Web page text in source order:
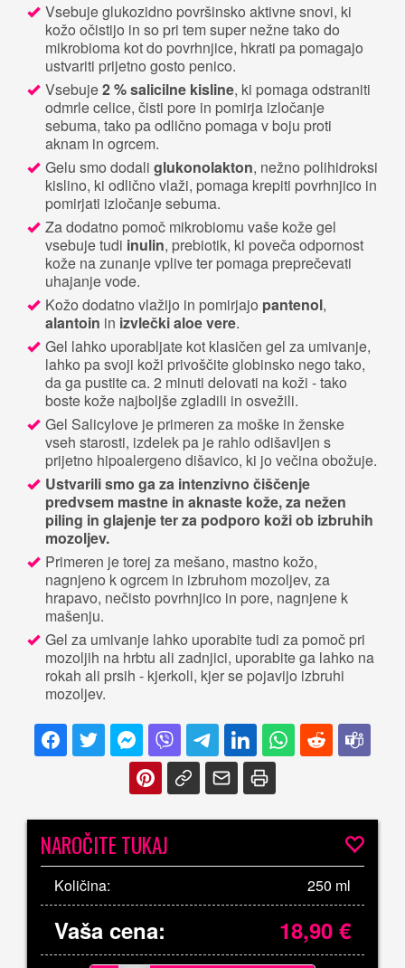
Vsebuje glukozidno površinsko aktivne snovi, ki
kožo očistijo in so pri tem super nežne tako do
mikrobioma kot do povrhnjice, hkrati pa pomagajo
ustvariti prijetno gosto penico.
Vsebuje2 % salicilne kisline, ki pomaga odstraniti
odmrle celice, čisti pore in pomirja izločanje
sebuma, tako pa odlično pomaga v boju proti
aknam in ogrcem.
Gelu smo dodali glukonolakton, nežno polihidroksi
kislino, ki odlično vlaži, pomaga krepiti povrhnjico in
pomirjati izločanje sebuma.
Za dodatno pomoč mikrobiomu vaše kože gel
vsebuje tudi inulin, prebiotik, ki poveča odpornost
kože na zunanje vplive ter pomaga preprečevati
uhajanje vode.
Kožo dodatno vlažijo in pomirjajo pantenol,
alantoin in izvlečki aloe vere.
Gel lahko uporabljate kot klasičen gel za umivanje,
lahko pa svoji koži privoščite globinsko nego tako,
da ga pustite ca. 2 minuti delovati na koži - tako
boste kože najboljše zgladili in osvežili.
Gel Salicylove je primeren za moške in ženske
vseh starosti, izdelek pa je rahlo odišavljen s
prijetno hipoalergeno dišavico, ki jo večina obožuje.
Ustvarili smo ga za intenzivno čiščenje
predvsem mastne in aknaste kože, za nežen
piling in glajenje ter za podporo koži ob izbruhih
mozoljev.
Primeren je torej za mešano, mastno kožo,
nagnjeno k ogrcem in izbruhom mozoljev, za
hrapavo, nečisto povrhnjico in pore, nagnjene k
mašenju.
Gel za umivanje lahko uporabite tudi za pomoč pri
mozoljih na hrbtu ali zadnjici, uporabite ga lahko na
rokah ali prsih - kjerkoli, kjer se pojavijo izbruhi
mozoljev.
NAROČITE TUKAJ
Količina: 250 ml
Vaša cena: 18,90€